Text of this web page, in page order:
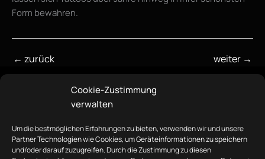
Cookie-Zustimmung
verwalten
Um die bestmöglichen Erfahrungen zu bieten, verwenden wir und unsere
Partner Technologien wie Cookies, um Geräteinformationen zu speichern
und/oder darauf zuzugreifen. Durch die Zustimmung zu diesen
Form bewahren.
← zurück weiter →